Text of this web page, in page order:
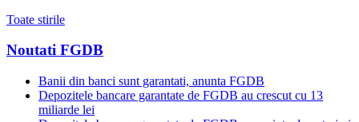
Toate stirile
Noutati FGDB
Banii din banci sunt garantati, anunta FGDB
Depozitele bancare garantate de FGDB au crescut cu 13
miliarde lei